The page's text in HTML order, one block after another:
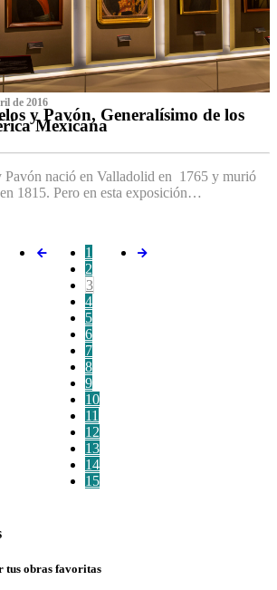
de 2016
y Pavón, Generalísimo de los
Mexicana
Pavón nació en Valladolid en 1765 y murió
1815. Pero en esta exposición…
1
2
3
4
5
6
7
8
9
10
11
12
13
14
15
tus obras favoritas